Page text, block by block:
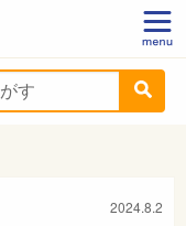
2024.8.2